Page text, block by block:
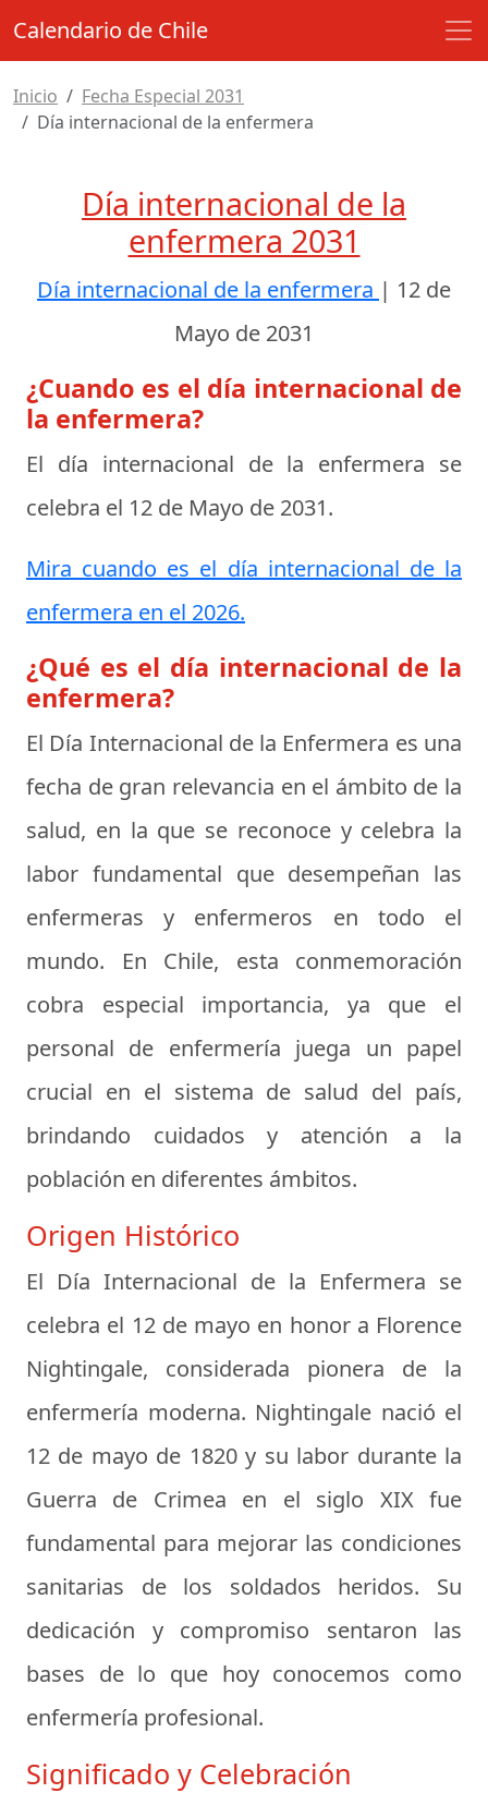
Calendario de Chile
Inicio
Fecha Especial 2031
Día internacional de la enfermera
Día internacional de la
enfermera 2031
Día internacional de la enfermera | 12 de
Mayo de 2031
¿Cuando es el día internacional de
la enfermera?
El día internacional de la enfermera se
celebra el 12 de Mayo de 2031.
Mira cuando es el día internacional de la
enfermera en el 2026.
¿Qué es el día internacional de la
enfermera?
El Día Internacional de la Enfermera es una
fecha de gran relevancia en el ámbito de la
salud, en la que se reconoce y celebra la
labor fundamental que desempeñan las
enfermeras y enfermeros en todo el
mundo. En Chile, esta conmemoración
cobra especial importancia, ya que el
personal de enfermería juega un papel
crucial en el sistema de salud del país,
brindando cuidados y atención a la
población en diferentes ámbitos.
Origen Histórico
El Día Internacional de la Enfermera se
celebra el 12 de mayo en honor a Florence
Nightingale, considerada pionera de la
enfermería moderna. Nightingale nació el
12 de mayo de 1820 y su labor durante la
Guerra de Crimea en el siglo XIX fue
fundamental para mejorar las condiciones
sanitarias de los soldados heridos. Su
dedicación y compromiso sentaron las
bases de lo que hoy conocemos como
enfermería profesional.
Significado y Celebración